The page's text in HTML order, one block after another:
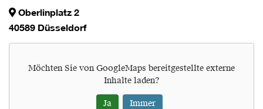
Oberlinplatz 2
40589 Düsseldorf
Möchten Sie von GoogleMaps bereitgestellte externe
Inhalte laden?
Ja Immer